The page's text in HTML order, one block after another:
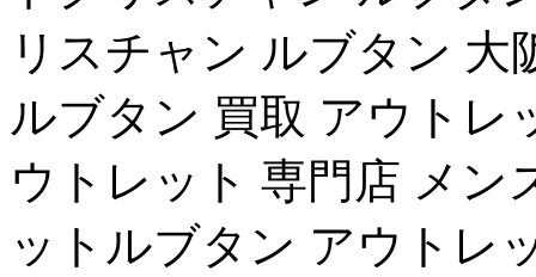
リスチャン ルブタン
ルブタン 買取 アウトレ
ウトレット 専門店 メン
ットルブタン アウトレ